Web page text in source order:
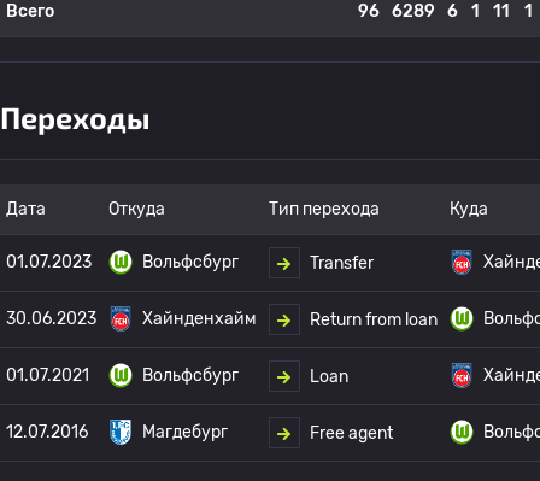
Всего 96 6289 6 1 11 1
Переходы
Дата Откуда Тип перехода Куда
01.07.2023 Вольфсбург Transfer
30.06.2023 Хайнденхайм Return from loan
01.07.2021 Вольфсбург Loan
12.07.2016 Магдебург Free agent